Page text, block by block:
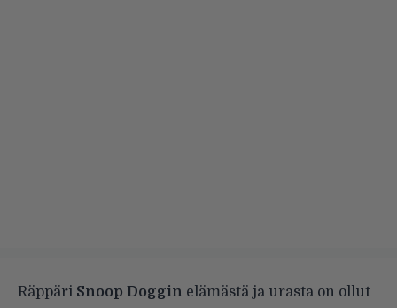
Räppäri Snoop Doggin elämästä ja urasta on ollut